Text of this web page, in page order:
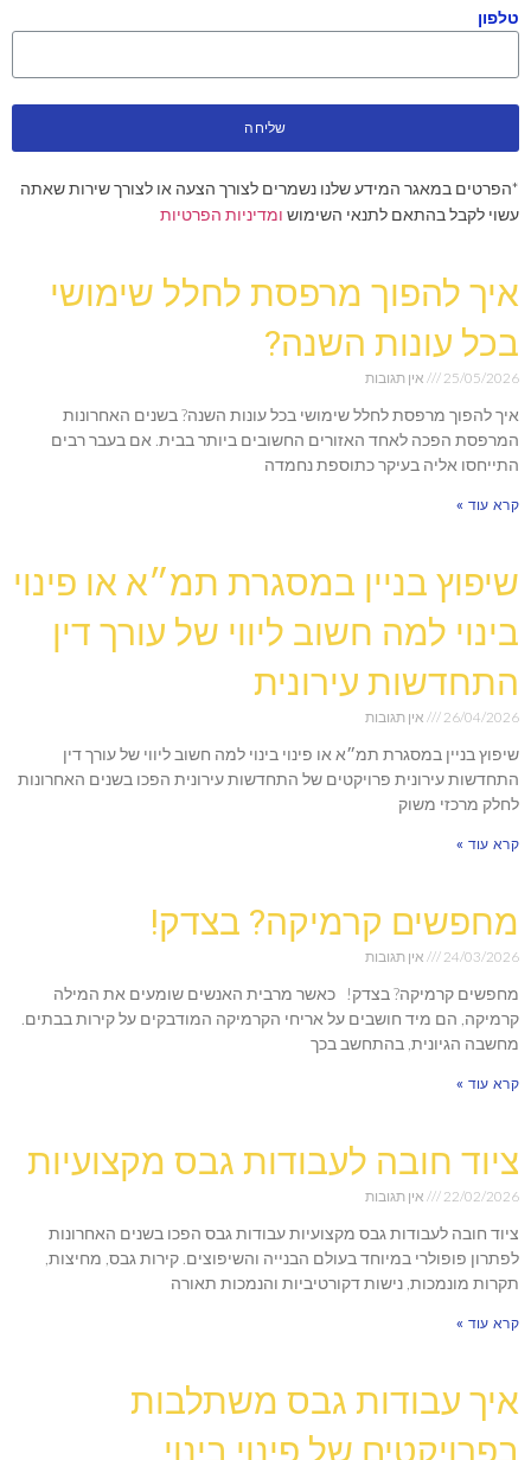
טלפון
שליחה
*הפרטים במאגר המידע שלנו נשמרים לצורך הצעה או לצורך שירות שאתה
עשוי לקבל בהתאם לתנאי השימוש ומדיניות הפרטיות
איך להפוך מרפסת לחלל שימושי
בכל עונות השנה?
25/05/2026 אין תגובות
איך להפוך מרפסת לחלל שימושי בכל עונות השנה? בשנים האחרונות
המרפסת הפכה לאחד האזורים החשובים ביותר בבית. אם בעבר רבים
התייחסו אליה בעיקר כתוספת נחמדה
קרא עוד »
שיפוץ בניין במסגרת תמ״א או פינוי
בינוי למה חשוב ליווי של עורך דין
התחדשות עירונית
26/04/2026 אין תגובות
שיפוץ בניין במסגרת תמ״א או פינוי בינוי למה חשוב ליווי של עורך דין
התחדשות עירונית פרויקטים של התחדשות עירונית הפכו בשנים האחרונות
לחלק מרכזי משוק
קרא עוד »
מחפשים קרמיקה? בצדק!
24/03/2026 אין תגובות
מחפשים קרמיקה? בצדק! כאשר מרבית האנשים שומעים את המילה
קרמיקה, הם מיד חושבים על אריחי הקרמיקה המודבקים על קירות בבתים.
מחשבה הגיונית, בהתחשב בכך
קרא עוד »
ציוד חובה לעבודות גבס מקצועיות
22/02/2026 אין תגובות
ציוד חובה לעבודות גבס מקצועיות עבודות גבס הפכו בשנים האחרונות
לפתרון פופולרי במיוחד בעולם הבנייה והשיפוצים. קירות גבס, מחיצות,
תקרות מונמכות, נישות דקורטיביות והנמכות תאורה
קרא עוד »
איך עבודות גבס משתלבות
בפרויקטים של פינוי בינוי